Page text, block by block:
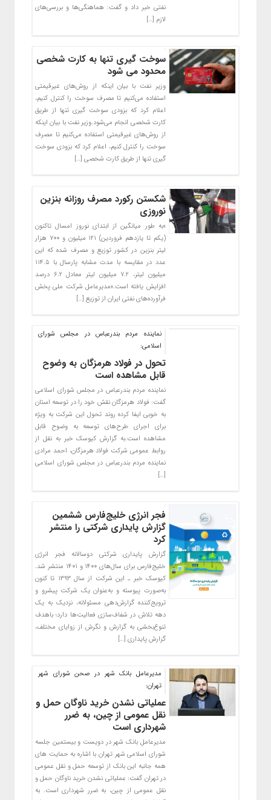
نفتی خبر داد و گفت: هماهنگی‌ها و بررسی‌های
لازم […]
سوخت گیری تنها به کارت‌ شخصی
محدود می شود
وزیر نفت با بیان اینکه از روش‌های غیرقیمتی
استفاده می‌کنیم تا مصرف سوخت را کنترل کنیم،
اعلام کرد که بزودی سوخت گیری تنها از طریق
کارت‌ شخصی انجام می‌شود.وزیر نفت با بیان اینکه
از روش‌های غیرقیمتی استفاده می‌کنیم تا مصرف
سوخت را کنترل کنیم، اعلام کرد که بزودی سوخت
گیری تنها از طریق کارت‌ شخصی […]
شکستن رکورد مصرف روزانه بنزین
نوروزی
«به طور میانگین از ابتدای نوروز امسال تاکنون
(یکم تا یازدهم فروردین) ۱۲۱ میلیون و ۷۰۰ هزار
لیتر بنزین در کشور توزیع و مصرف شده که این
عدد در مقایسه با مدت مشابه پارسال با ۱۱۴.۵
میلیون لیتر، ۷.۲ میلیون لیتر معادل ۶.۲ درصد
افزایش یافته است.»مدیرعامل شرکت ملی پخش
فرآورده‌های نفتی ایران از توزیع […]
نماینده مردم بندرعباس در مجلس شورای
اسلامی:
تحول در فولاد هرمزگان به وضوح
قابل مشاهده است
نماینده مردم بندرعباس در مجلس شورای اسلامی
گفت: فولاد هرمزگان نقش خود را در توسعه استان
به خوبی ایفا کرده روند تحول این شرکت به ویژه
برای اجرای طرح‌های توسعه به وضوح قابل
مشاهده است.به گزارش کیوسک خبر به نقل از
روابط عمومی شرکت فولاد هرمزگان، احمد مرادی
نماینده مردم بندرعباس در مجلس شورای اسلامی
[…]
فجر انرژی خلیج‌فارس ششمین
گزارش پایداری شرکتی را منتشر
کرد
گزارش پایداری شرکتی دوسالانه فجر انرژی
خلیج‌فارس برای سال‌های ۱۴۰۰ و ۱۴۰۱ منتشر شد.
کیوسک خبر ـ این شرکت از سال ۱۳۹۳ تا کنون
به‌صورت پیوسته و به‌عنوان یک شرکت پیشرو و
ترویج‌کننده گزارش‌دهی مسئولانه، نزدیک به یک
دهه تلاش در شفاف‌سازی فعالیت‌ها دارد؛ باهدف
تنوع‌بخشی به گزارش و نگرش از زوایای مختلف،
گزارش پایداری […]
مدیرعامل بانک شهر در صحن شورای شهر
تهران:
عملیاتی نشدن خرید ناوگان حمل و
نقل عمومی از چین، به ضرر
شهرداری است
مدیرعامل بانک شهر در دویست و بیستمین جلسه
شورای اسلامی شهر تهران با اشاره به حمایت های
همه جانبه این بانک از توسعه حمل و نقل عمومی
در تهران گفت: عملیاتی نشدن خرید ناوگان حمل و
نقل عمومی از چین، به ضرر شهرداری است. به